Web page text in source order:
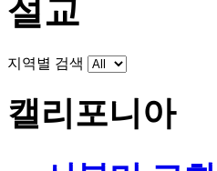
설교
지역별 검색
캘리포니아